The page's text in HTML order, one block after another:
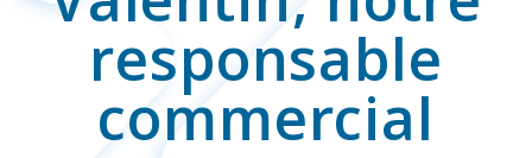
responsable
commercial